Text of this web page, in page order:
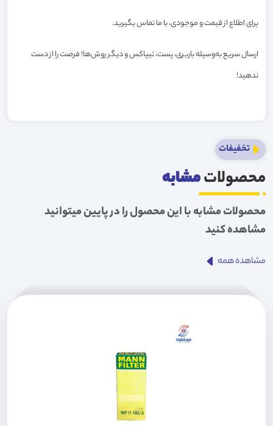
برای اطلاع از قیمت و موجودی، با ما تماس بگیرید.
ارسال سریع به‌وسیله باربری، پست، تیپاکس و دیگر روش‌ها! فرصت را از دست
ندهید!
تخفیفات
محصولاتمشابه
محصولات مشابه با این محصول را در پایین میتوانید
مشاهده کنید
مشاهده همه